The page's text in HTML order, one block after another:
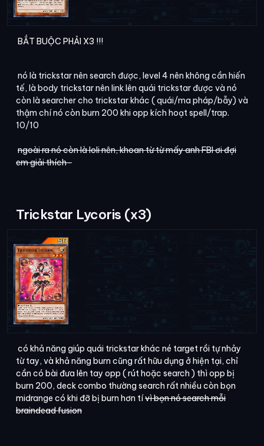
BẮT BUỘC PHẢI X3 !!!
nó là trickstar nên search được, level 4 nên không cần hiến
tế, là body trickstar nên link lên quái trickstar được và nó
còn là searcher cho trickstar khác ( quái/ma pháp/bẫy) và
thậm chí nó còn burn 200 khi opp kích hoạt spell/trap.
10/10
ngoài ra nó còn là loli nên, khoan từ từ mấy anh FBI ơi đợi
em giải thích-
Trickstar Lycoris (x3)
có khả năng giúp quái trickstar khác né target rồi tự nhảy
từ tay, và khả năng burn cũng rất hữu dụng ở hiện tại, chỉ
cần có bài đưa lên tay opp ( rút hoặc search ) thì opp bị
burn 200, deck combo thường search rất nhiều còn bọn
midrange có khi đỡ bị burn hơn tívì bọn nó search mỗi
braindead fusion